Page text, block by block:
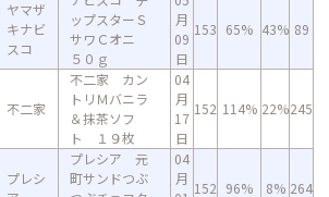
ヤマザ
キナビ
スコ
ップスターＳ
サワＣオニ
５０ｇ
月
09
日
153 65% 43% 89
不二家
不二家 カン
トリＭバニラ
＆抹茶ソフ
ト １９枚
04
月
17
日
152 114% 22%245
プレシ
プレシア 元
町サンドつぶ
04
月
152 96% 8% 264